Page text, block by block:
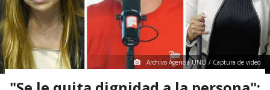
Archivo Agencia UNO / Captura de video